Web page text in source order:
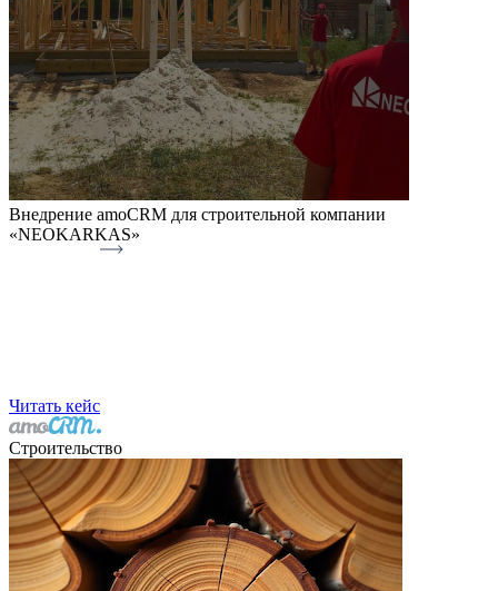
Внедрение amoCRM для строительной компании
«NEOKARKAS»
Читать кейс
Строительство